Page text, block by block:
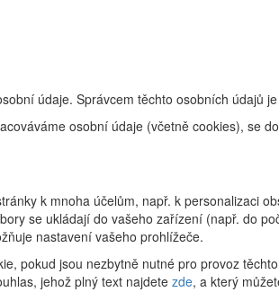
údaje. Správcem těchto osobních údajů
osobní údaje (včetně cookies), se
k mnoha účelům, např. k personalizaci
se ukládají do vašeho zařízení (např. do
nastavení vašeho prohlížeče.
pokud jsou nezbytně nutné pro provoz
jehož plný text najdete zde, a který